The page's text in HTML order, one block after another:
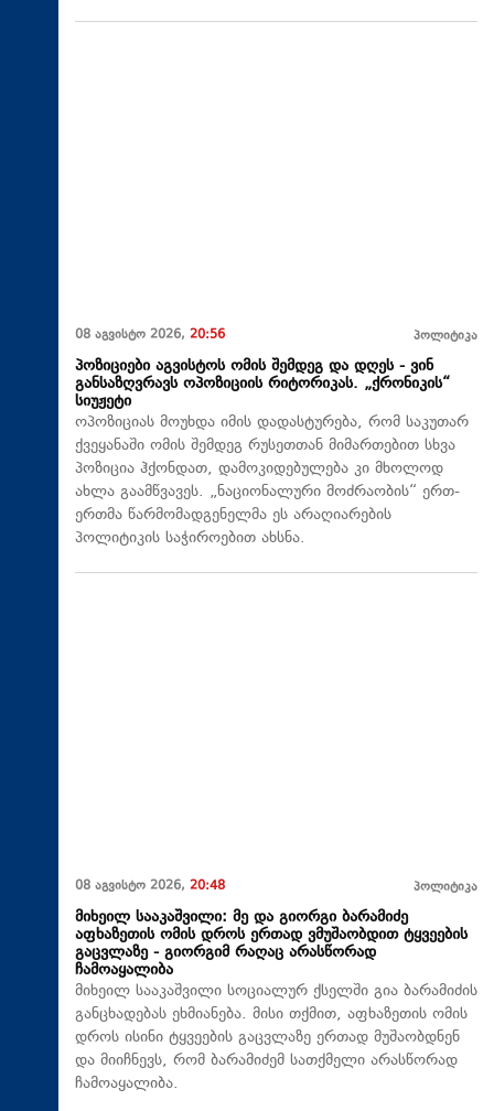
08 აგვისტო 2026, 20:56 პოლიტიკა
პოზიციები აგვისტოს ომის შემდეგ და დღეს - ვინ
განსაზღვრავს ოპოზიციის რიტორიკას. „ქრონიკის“
სიუჟეტი
ოპოზიციას მოუხდა იმის დადასტურება, რომ საკუთარ
ქვეყანაში ომის შემდეგ რუსეთთან მიმართებით სხვა
პოზიცია ჰქონდათ, დამოკიდებულება კი მხოლოდ
ახლა გაამწვავეს. „ნაციონალური მოძრაობის“ ერთ-
ერთმა წარმომადგენელმა ეს არაღიარების
პოლიტიკის საჭიროებით ახსნა.
08 აგვისტო 2026, 20:48 პოლიტიკა
მიხეილ სააკაშვილი: მე და გიორგი ბარამიძე
აფხაზეთის ომის დროს ერთად ვმუშაობდით ტყვეების
გაცვლაზე - გიორგიმ რაღაც არასწორად
ჩამოაყალიბა
მიხეილ სააკაშვილი სოციალურ ქსელში გია ბარამიძის
განცხადებას ეხმიანება. მისი თქმით, აფხაზეთის ომის
დროს ისინი ტყვეების გაცვლაზე ერთად მუშაობდნენ
და მიიჩნევს, რომ ბარამიძემ სათქმელი არასწორად
ჩამოაყალიბა.